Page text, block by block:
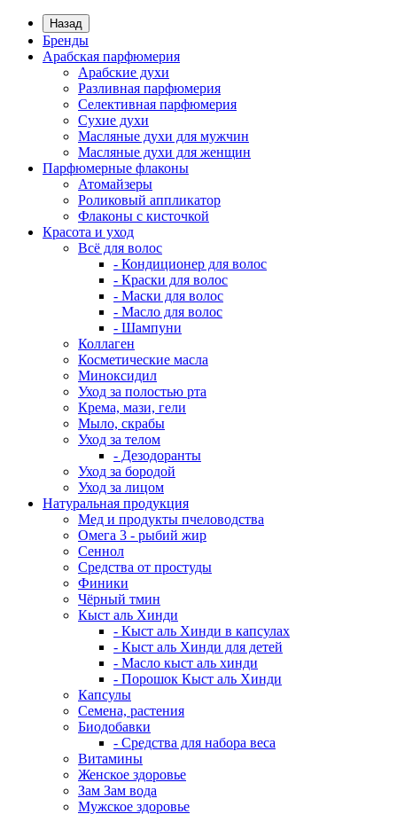
Назад
Бренды
Арабская парфюмерия
Арабские духи
Разливная парфюмерия
Селективная парфюмерия
Сухие духи
Масляные духи для мужчин
Масляные духи для женщин
Парфюмерные флаконы
Атомайзеры
Роликовый аппликатор
Флаконы с кисточкой
Красота и уход
Всё для волос
- Кондиционер для волос
- Краски для волос
- Маски для волос
- Масло для волос
- Шампуни
Коллаген
Косметические масла
Миноксидил
Уход за полостью рта
Крема, мази, гели
Мыло, скрабы
Уход за телом
- Дезодоранты
Уход за бородой
Уход за лицом
Натуральная продукция
Мед и продукты пчеловодства
Омега 3 - рыбий жир
Сеннол
Средства от простуды
Финики
Чёрный тмин
Кыст аль Хинди
- Кыст аль Хинди в капсулах
- Кыст аль Хинди для детей
- Масло кыст аль хинди
- Порошок Кыст аль Хинди
Капсулы
Семена, растения
Биодобавки
- Средства для набора веса
Витамины
Женское здоровье
Зам Зам вода
Мужское здоровье